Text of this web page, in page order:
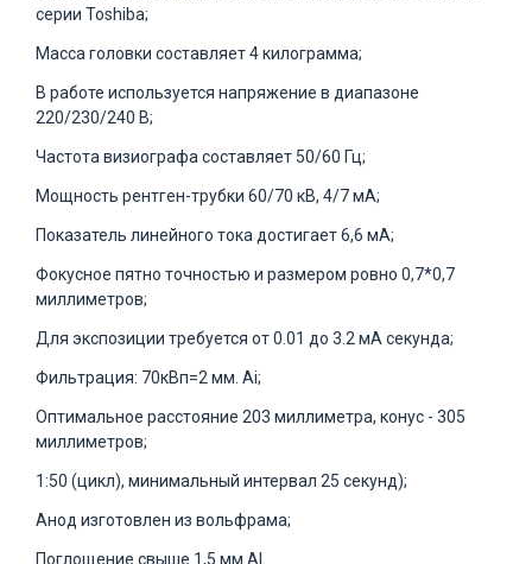
серии Toshiba;
Масса головки составляет 4 килограмма;
В работе используется напряжение в диапазоне
220/230/240 В;
Частота визиографа составляет 50/60 Гц;
Мощность рентген-трубки 60/70 кВ, 4/7 мА;
Показатель линейного тока достигает 6,6 мА;
Фокусное пятно точностью и размером ровно 0,7*0,7
миллиметров;
Для экспозиции требуется от 0.01 до 3.2 мА секунда;
Фильтрация: 70кВп=2 мм. Ai;
Оптимальное расстояние 203 миллиметра, конус - 305
миллиметров;
1:50 (цикл), минимальный интервал 25 секунд);
Анод изготовлен из вольфрама;
Поглощение свыше 1,5 мм AI.